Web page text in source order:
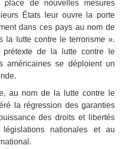
de nouvelles mesures
États leur ouvre la porte
dans ces pays au nom de
la lutte contre le terrorisme ».
prétexte de la lutte contre le
américaines se déploient un
au nom de la lutte contre le
la régression des garanties
des droits et libertés
nationales et au